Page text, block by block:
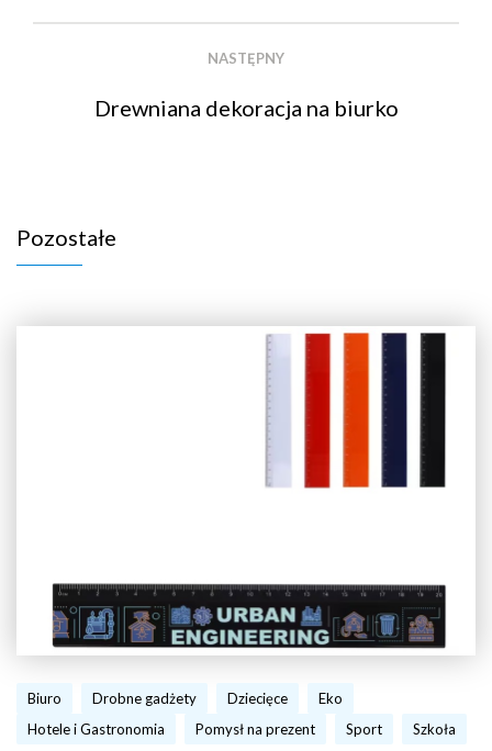
NASTĘPNY
Drewniana dekoracja na biurko
Pozostałe
Biuro Drobne gadżety Dziecięce
Eko
Hotele i Gastronomia
Pomysł na prezent Sport Szkoła